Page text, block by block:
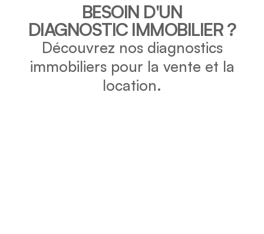
BESOIN D'UN
DIAGNOSTIC IMMOBILIER ?
Découvrez nos diagnostics
immobiliers pour la vente et la
location.